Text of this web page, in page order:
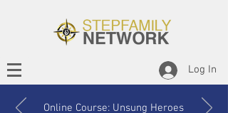
Log In
Online Course: Unsung Heroes